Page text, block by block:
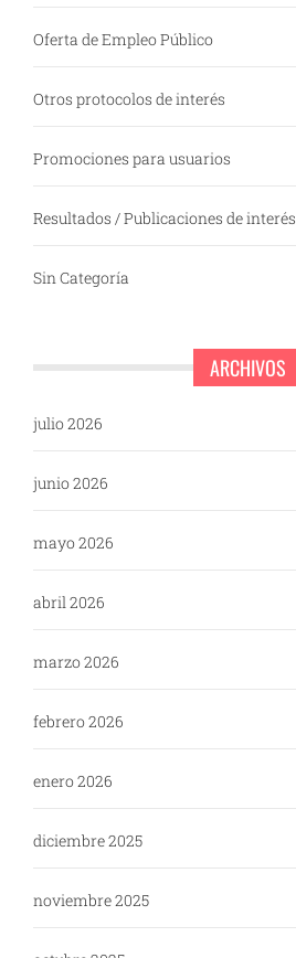
Oferta de Empleo Público
Otros protocolos de interés
Promociones para usuarios
Resultados / Publicaciones de interés
Sin Categoría
ARCHIVOS
julio 2026
junio 2026
mayo 2026
abril 2026
marzo 2026
febrero 2026
enero 2026
diciembre 2025
noviembre 2025